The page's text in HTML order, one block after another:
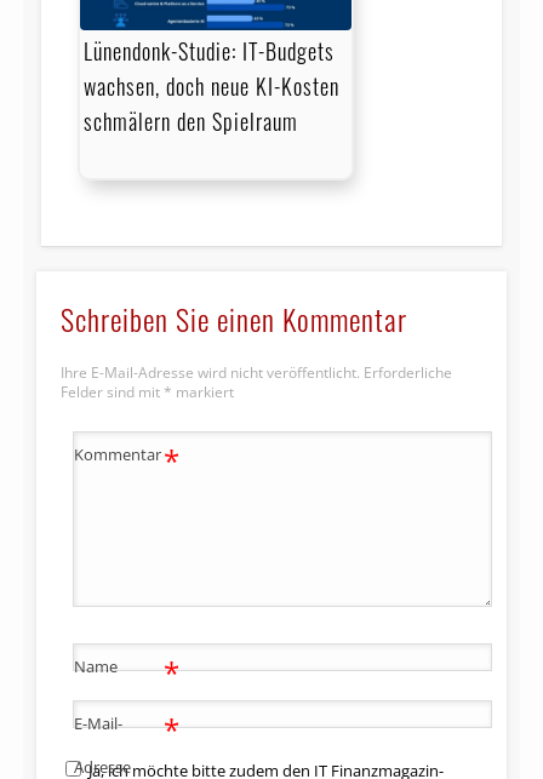
Lünendonk-Studie: IT-Budgets
wachsen, doch neue KI-Kosten
schmälern den Spielraum
Schreiben Sie einen Kommentar
Ihre E-Mail-Adresse wird nicht veröffentlicht. Erforderliche
Felder sind mit * markiert
Kommentar*
Name *
E-Mail-
Adresse
*
Ja, ich möchte bitte zudem den IT Finanzmagazin-